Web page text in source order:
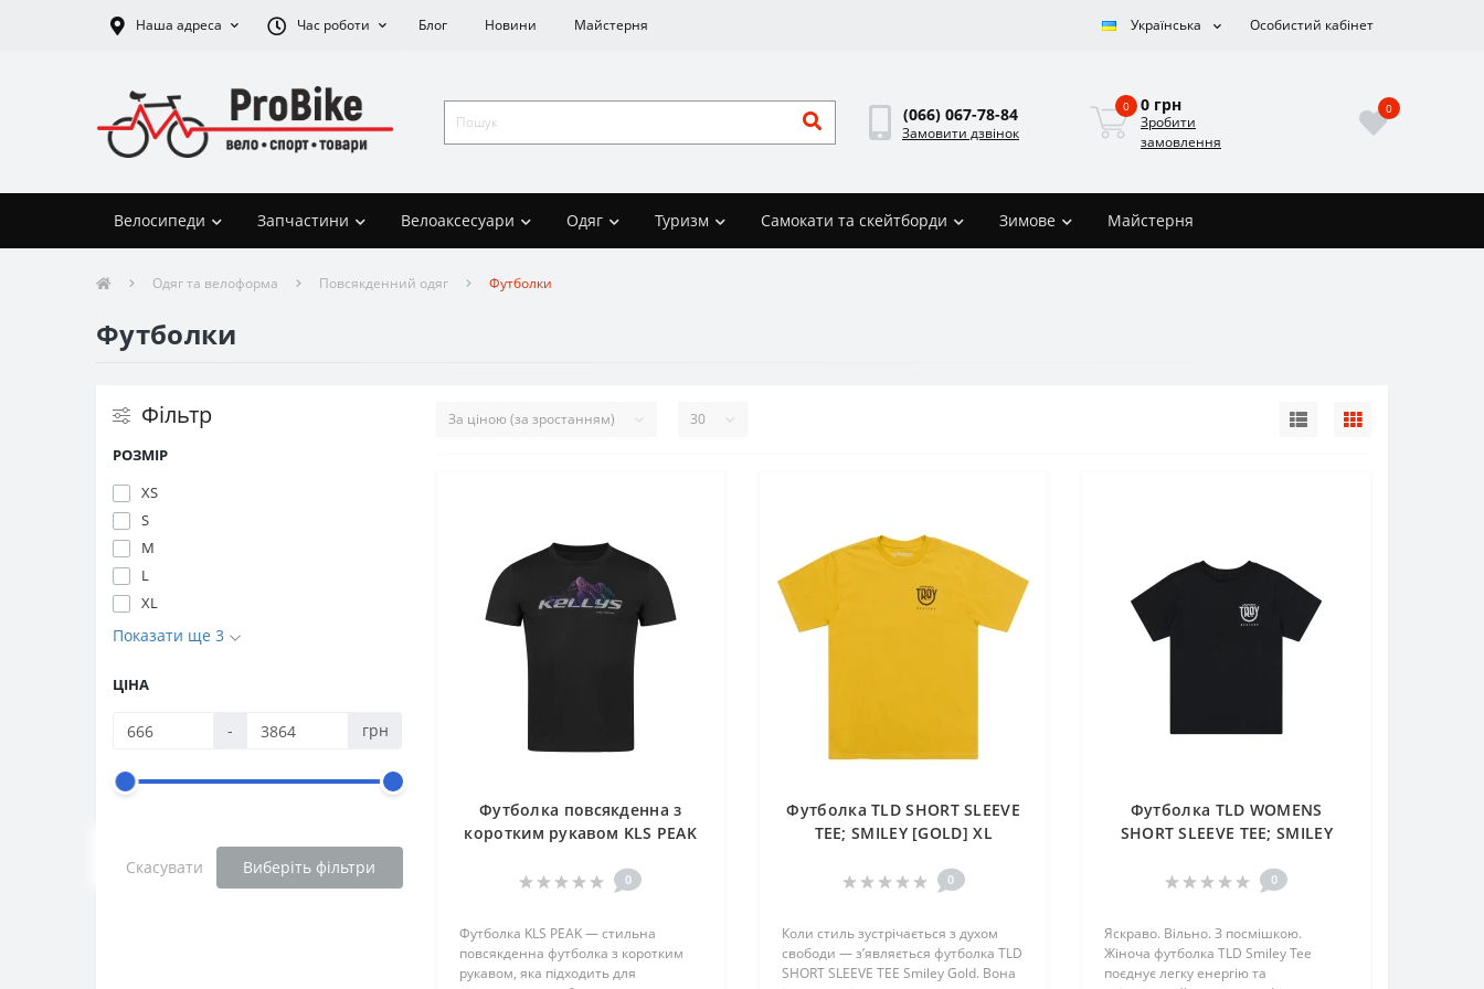
Наша адреса Час роботи Блог Новини Майстерня Українська Особистий кабінет
(066) 067-78-84
Замовити дзвінок
0 0 грн
Зробити
замовлення
0
Велосипеди Запчастини Велоаксесуари Одяг Туризм Самокати та скейтборди Зимове Майстерня
Одяг та велоформа Повсякденний одяг Футболки
Футболки
Фільтр
РОЗМІР
XS
S
M
L
XL
Показати ще 3
ЦІНА
- грн
Скасувати Виберіть фільтри
Футболка повсякденна з
коротким рукавом KLS PEAK
0
Футболка KLS PEAK — стильна
повсякденна футболка з коротким
рукавом, яка підходить для
Футболка TLD SHORT SLEEVE
TEE; SMILEY [GOLD] XL
0
Коли стиль зустрічається з духом
свободи — з’являється футболка TLD
SHORT SLEEVE TEE Smiley Gold. Вона
Футболка TLD WOMENS
SHORT SLEEVE TEE; SMILEY
0
Яскраво. Вільно. З посмішкою.
Жіноча футболка TLD Smiley Tee
поєднує легку енергію та